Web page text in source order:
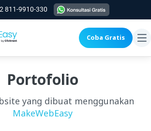
811-9910-330
Coba Gratis
Portofolio
yang dibuat menggunakan
MakeWebEasy